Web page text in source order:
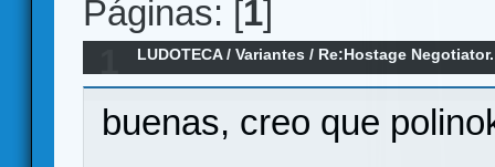
Páginas: [1]
LUDOTECA/Variantes / Re:Hostage
buenas, creo que